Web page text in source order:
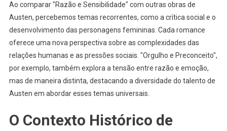
Ao comparar "Razão e Sensibilidade" com outras obras de
Austen, percebemos temas recorrentes, como a crítica social e o
desenvolvimento das personagens femininas. Cada romance
oferece uma nova perspectiva sobre as complexidades das
relações humanas e as pressões sociais. "Orgulho e Preconceito",
por exemplo, também explora a tensão entre razão e emoção,
mas de maneira distinta, destacando a diversidade do talento de
Austen em abordar esses temas universais.
O Contexto Histórico de